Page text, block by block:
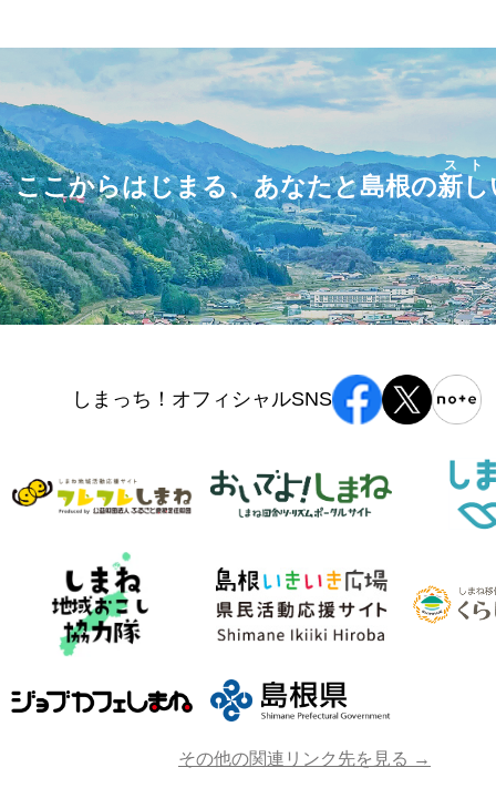
ここからはじまる、あなたと島根の新し
スト
しまっち！オフィシャルSNS
その他の関連リンク先を見る →